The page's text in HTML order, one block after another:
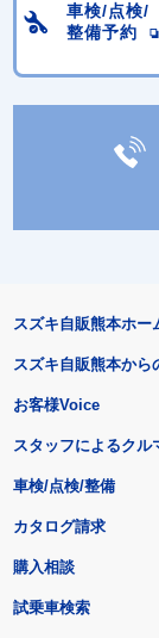
車検/点検/
整備予約
スズキ自販熊本ホー
スズキ自販熊本から
お客様Voice
スタッフによるクル
車検/点検/整備
カタログ請求
購入相談
試乗車検索